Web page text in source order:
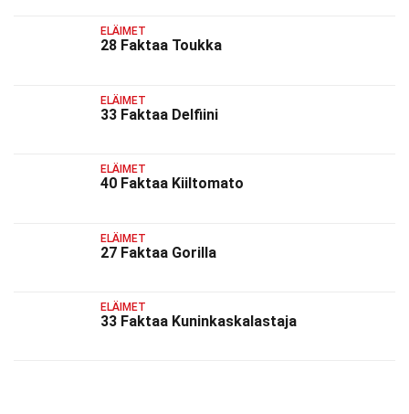
ELÄIMET
28 Faktaa Toukka
ELÄIMET
33 Faktaa Delfiini
ELÄIMET
40 Faktaa Kiiltomato
ELÄIMET
27 Faktaa Gorilla
ELÄIMET
33 Faktaa Kuninkaskalastaja